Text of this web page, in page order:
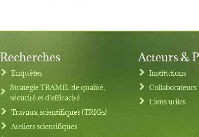
Recherches
Enquêtes
Stratégie TRAMIL de qualité,
sécurité et d'efficacité
Travaux scientifiques (TRIGs)
Ateliers scientifiques
Acteurs &
Institutions
Collaborateurs
Liens utiles